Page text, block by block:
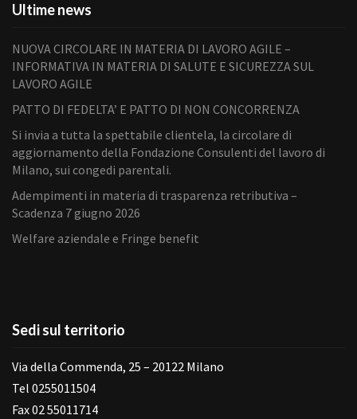
Ultime news
NUOVA CIRCOLARE IN MATERIA DI LAVORO AGILE –
INFORMATIVA IN MATERIA DI SALUTE E SICUREZZA SUL
LAVORO AGILE
PATTO DI FEDELTA’ E PATTO DI NON CONCORRENZA
Si invia a tutta la spettabile clientela, la circolare di
aggiornamento della Fondazione Consulenti del lavoro di
Milano, sui congedi parentali.
Adempimenti in materia di trasparenza retributiva –
Scadenza 7 giugno 2026
Welfare aziendale e Fringe benefit
Sedi sul territorio
Via della Commenda, 25 – 20122 Milano
Tel 0255011504
Fax 02 55011714